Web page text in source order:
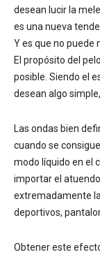
desean lucir la
es una nueva
Y es que no puede
El propósito del
posible. Siendo el
desean algo
Las ondas bien
cuando se
modo líquido en el
importar el
extremadamente
deportivos,
Obtener este